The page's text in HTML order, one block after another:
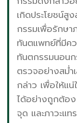
เกิดประโยชน์สู
กรรมเพื่อรักษา
ทันตแพทย์ที่มีค
ทันตกรรมนอนก
ตรวจอย่างสม่
กล่าว เพื่อให้แ
ได้อย่างถูกต้อ
จุด และภาวะแท